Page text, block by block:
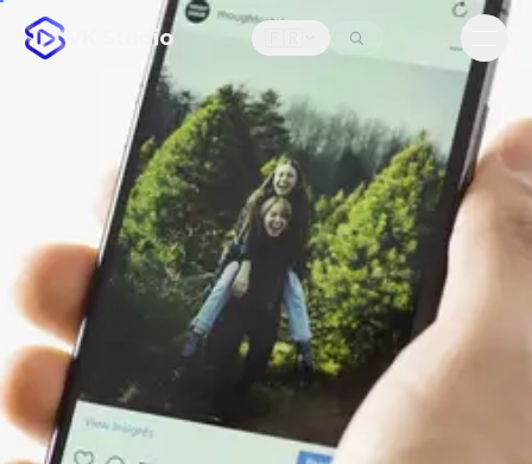
VK Studio